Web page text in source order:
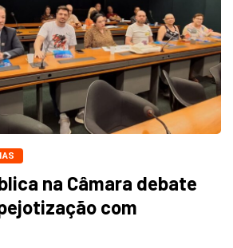
na Câmara debate
com